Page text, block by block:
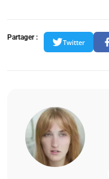
Partager :
Twitter